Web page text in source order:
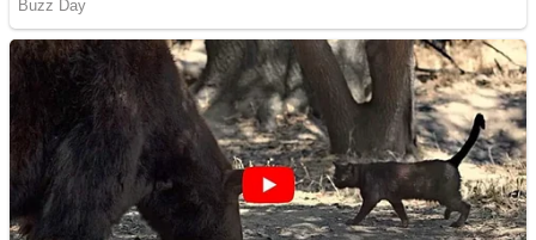
Aplică acum pentru toate
tipurile de împrumuturi
și obține bani urgent!